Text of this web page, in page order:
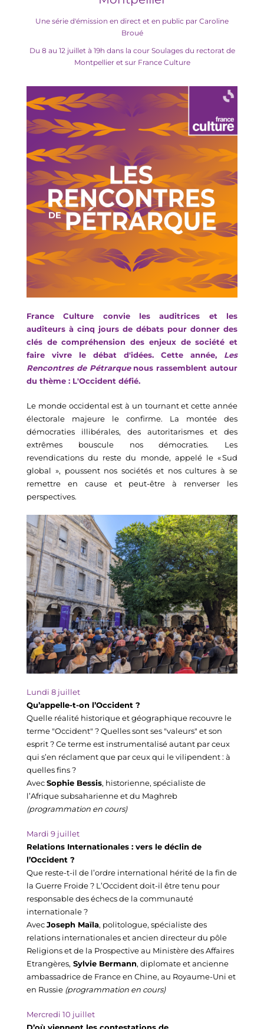
Une série d'émission en direct et en public par Caroline
Broué
Du 8 au 12 juillet à 19h dans la cour Soulages du rectorat de
Montpellier et sur France Culture
France Culture convie les auditrices et les
auditeurs à cinq jours de débats pour donner des
clés de compréhension des enjeux de société et
faire vivre le débat d'idées. Cette année, Les
Rencontres de Pétrarque nous rassemblent autour
du thème : L'Occident défié.
Le monde occidental est à un tournant et cette année
électorale majeure le confirme. La montée des
démocraties illibérales, des autoritarismes et des
extrêmes bouscule nos démocraties. Les
revendications du reste du monde, appelé le « Sud
global », poussent nos sociétés et nos cultures à se
remettre en cause et peut-être à renverser les
perspectives.
Lundi 8 juillet
Qu’appelle-t-on l’Occident ?
Quelle réalité historique et géographique recouvre le
terme "Occident" ? Quelles sont ses "valeurs" et son
esprit ? Ce terme est instrumentalisé autant par ceux
qui s’en réclament que par ceux qui le vilipendent : à
quelles fins ?
Avec Sophie Bessis, historienne, spécialiste de
(programmation en cours)
Mardi 9 juillet
Relations Internationales : vers le déclin de
l’Occident ?
Que reste-t-il de l’ordre international hérité de la fin de
la Guerre Froide ? L’Occident doit-il être tenu pour
responsable des échecs de la communauté
internationale ?
Avec Joseph Maïla, politologue, spécialiste des
relations internationales et ancien directeur du pôle
Religions et de la Prospective au Ministère des Affaires
Etrangères, Sylvie Bermann, diplomate et ancienne
ambassadrice de France en Chine, au Royaume-Uni et
en Russie (programmation en cours)
Mercredi 10 juillet